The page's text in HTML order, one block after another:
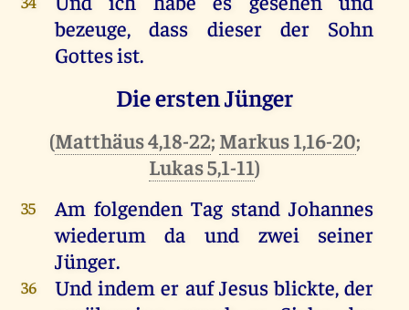
bezeuge, dass dieser der
Sohn
Gottesist.
Die ersten Jünger
(Matthäus 4,18-22; Markus 1,16-20;
Lukas 5,1-11)
35 Am folgenden Tag stand Johannes
wiederum
da und zwei
seiner
Jünger.
36 Und indem er auf Jesusblickte,der